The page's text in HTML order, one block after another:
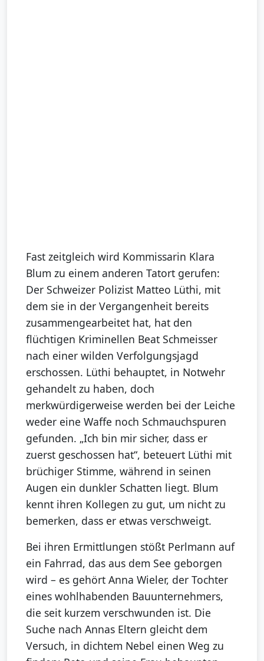
Fast zeitgleich wird Kommissarin Klara
Blum zu einem anderen Tatort gerufen:
Der Schweizer Polizist Matteo Lüthi, mit
dem sie in der Vergangenheit bereits
zusammengearbeitet hat, hat den
flüchtigen Kriminellen Beat Schmeisser
nach einer wilden Verfolgungsjagd
erschossen. Lüthi behauptet, in Notwehr
gehandelt zu haben, doch
merkwürdigerweise werden bei der Leiche
weder eine Waffe noch Schmauchspuren
gefunden. „Ich bin mir sicher, dass er
zuerst geschossen hat“, beteuert Lüthi mit
brüchiger Stimme, während in seinen
Augen ein dunkler Schatten liegt. Blum
kennt ihren Kollegen zu gut, um nicht zu
bemerken, dass er etwas verschweigt.
Bei ihren Ermittlungen stößt Perlmann auf
ein Fahrrad, das aus dem See geborgen
wird – es gehört Anna Wieler, der Tochter
eines wohlhabenden Bauunternehmers,
die seit kurzem verschwunden ist. Die
Suche nach Annas Eltern gleicht dem
Versuch, in dichtem Nebel einen Weg zu